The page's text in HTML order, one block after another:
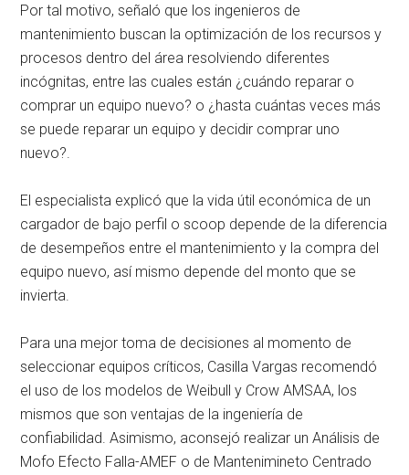
Por tal motivo, señaló que los ingenieros de
mantenimiento buscan la optimización de los recursos y
procesos dentro del área resolviendo diferentes
incógnitas, entre las cuales están ¿cuándo reparar o
comprar un equipo nuevo? o ¿hasta cuántas veces más
se puede reparar un equipo y decidir comprar uno
nuevo?.
El especialista explicó que la vida útil económica de un
cargador de bajo perfil o scoop depende de la diferencia
de desempeños entre el mantenimiento y la compra del
equipo nuevo, así mismo depende del monto que se
invierta.
Para una mejor toma de decisiones al momento de
seleccionar equipos críticos, Casilla Vargas recomendó
el uso de los modelos de Weibull y Crow AMSAA, los
mismos que son ventajas de la ingeniería de
confiabilidad. Asimismo, aconsejó realizar un Análisis de
Mofo Efecto Falla-AMEF o de Mantenimineto Centrado